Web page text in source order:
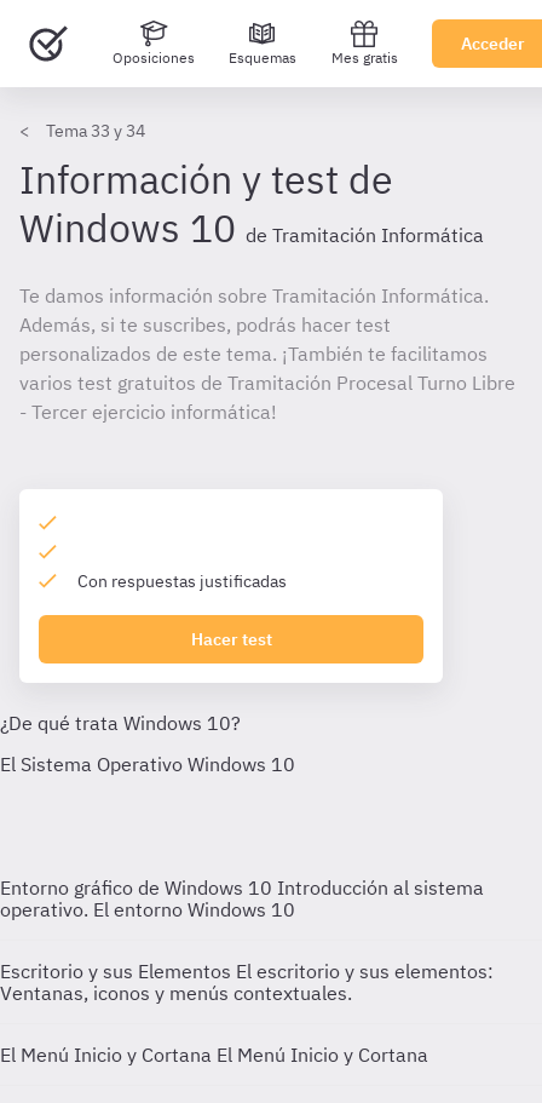
Oposiciones Esquemas Mes gratis
Acceder
Tema 33 y 34
Información y test de
Windows 10 de Tramitación Informática
Te damos información sobre Tramitación Informática.
Además, si te suscribes, podrás hacer test
personalizados de este tema. ¡También te facilitamos
varios test gratuitos de Tramitación Procesal Turno Libre
- Tercer ejercicio informática!
Con respuestas justificadas
Hacer test
Entorno gráfico de Windows 10 Introducción al sistema
operativo. El entorno Windows 10
Escritorio y sus Elementos El escritorio y sus elementos:
Ventanas, iconos y menús contextuales.
El Menú Inicio y Cortana El Menú Inicio y Cortana